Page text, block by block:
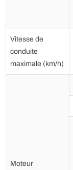
Vitesse de
conduite
maximale (km/h)
Moteur